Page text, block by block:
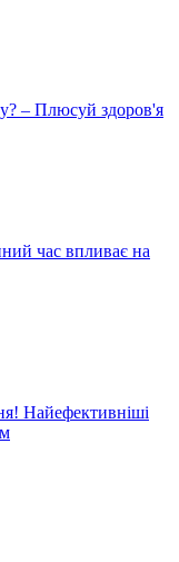
– Плюсуй здоров'я
час впливає на
Найефективніші